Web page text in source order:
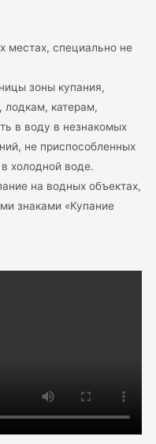
местах, специально не
зоны купания,
катерам,
в воду в незнакомых
не приспособленных
холодной воде.
на водных объектах,
знаками «Купание